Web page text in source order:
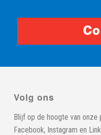
Volg ons
Blijf op de hoogte van
Facebook, Instagram en